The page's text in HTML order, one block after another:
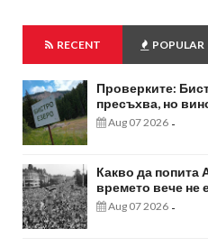
RECENT POPULAR
Проверките:
пресъхва, но
Aug 07 2026 -
Какво да попита
времето вече не
Aug 07 2026 -